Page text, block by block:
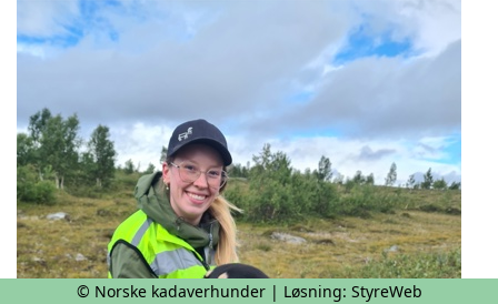
© Norske kadaverhunder | Løsning: StyreWeb